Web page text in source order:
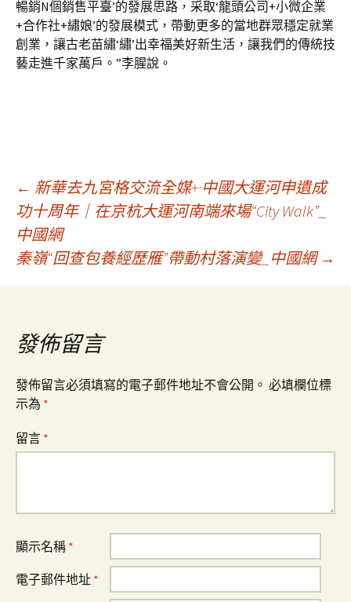
暢銷N個銷售平臺’的發展思路，采取‘龍頭公司+小微企業
+合作社+繡娘’的發展模式，帶動更多的當地群眾穩定就業
創業，讓古老苗繡‘繡’出幸福美好新生活，讓我們的傳統技
藝走進千家萬戶。”李腥說。
文
章
導
覽
← 新華去九宮格交流全媒+·中國大運河申遺成
功十周年｜在京杭大運河南端來場“City Walk”_
中國網
秦嶺“回查包養經歷雁”帶動村落演變_中國網 →
發佈留言
發佈留言必須填寫的電子郵件地址不會公開。 必填欄位標
示為 *
留言 *
顯示名稱 *
電子郵件地址 *